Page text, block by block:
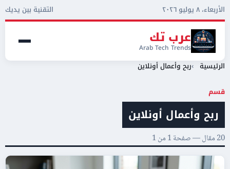
الأربعاء، ٨ يوليو ٢٠٢٦ التقنية بين يديك
عرب تك
Arab Tech Trends
الرئيسية
ربح وأعمال أونلاين
قسم
ربح وأعمال أونلاين
20 مقال — صفحة 1 من 1